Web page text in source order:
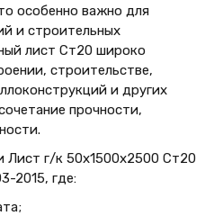
особенно важно для
и строительных
лист Ст20 широко
строительстве,
и других
прочности,
Лист г/к 50х1500x2500 Ст20
2015, где: